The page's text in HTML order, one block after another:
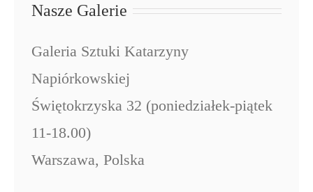
Nasze Galerie
Galeria Sztuki Katarzyny
Napiórkowskiej
Świętokrzyska 32 (poniedziałek-piątek
11-18.00)
Warszawa, Polska